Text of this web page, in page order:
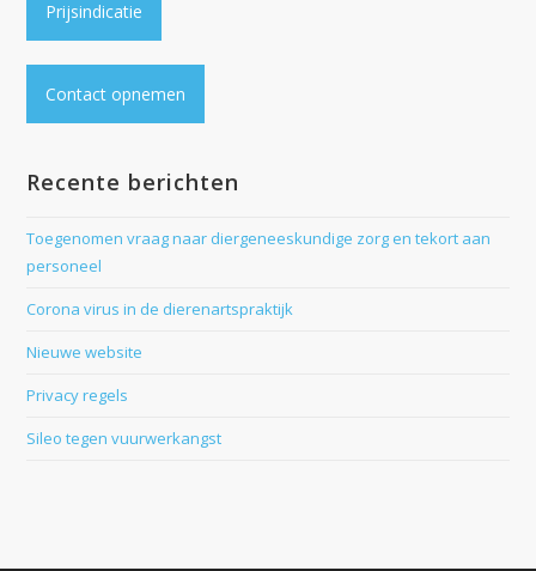
Prijsindicatie
Contact opnemen
Recente berichten
Toegenomen vraag naar diergeneeskundige zorg en tekort aan
personeel
Corona virus in de dierenartspraktijk
Nieuwe website
Privacy regels
Sileo tegen vuurwerkangst